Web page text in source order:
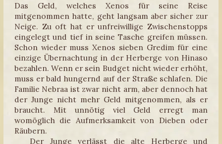
Das Geld, welches Xenos für seine Reise
mitgenommen hatte, geht langsam aber sicher zur
Neige. Zu oft hat er unfreiwillige Zwischenstopps
eingelegt und tief in seine Tasche greifen müssen.
Schon wieder muss Xenos sieben Gredim für eine
einzige Übernachtung in der Herberge von Hinaso
bezahlen. Wenn er sein Budget nicht wieder erhöht,
muss er bald hungernd auf der Straße schlafen. Die
Familie Nebraa ist zwar nicht arm, aber dennoch hat
der Junge nicht mehr Geld mitgenommen, als er
braucht. Mit unnötig viel Geld erregt man
womöglich die Aufmerksamkeit von Dieben oder
Räubern.
Der Junge verlässt die alte Herberge und